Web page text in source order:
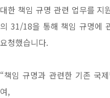
대한 책임 규명 관련 업무를 지
의 31/18을 통해 책임 규명에
요청했습니다.
“책임 규명과 관련한 기존 국
여,